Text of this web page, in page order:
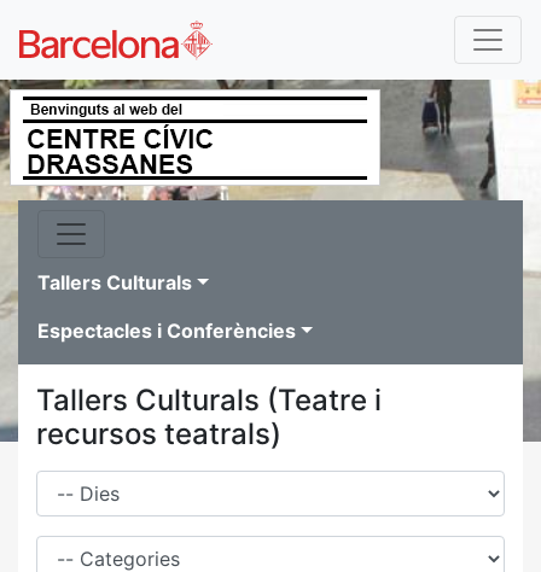
Tallers Culturals
Espectacles i Conferències
Tallers Culturals (Teatre i
recursos teatrals)
Dies
Família